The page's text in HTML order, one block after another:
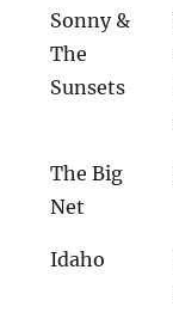
Sonny &
The
Sunsets
The Big
Net
Idaho